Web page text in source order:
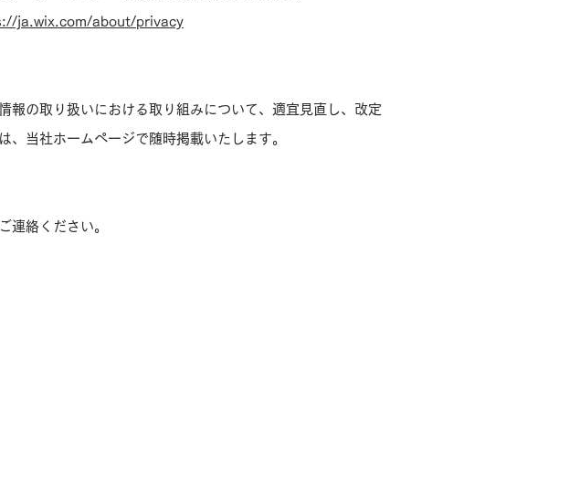
ja.wix.com/about/privacy
報の取り扱いにおける取り組みについて、適宜見直し、改定
当社ホームページで随時掲載いたします。
連絡ください。